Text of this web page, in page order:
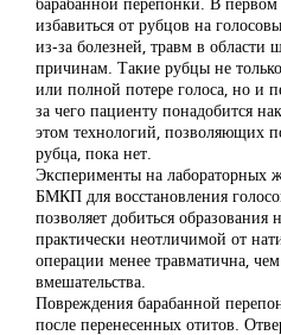
избавиться от рубцов на
из-за болезней, травм в
причинам. Такие рубцы не
или полной потере голоса, но и
за чего пациенту понадобится
этом технологий, позволяющих
рубца, пока нет.
Эксперименты на лабораторных
БМКП для восстановления
позволяет добиться образования
практически неотличимой от
операции менее травматична,
вмешательства.
Повреждения барабанной
после перенесенных отитов.